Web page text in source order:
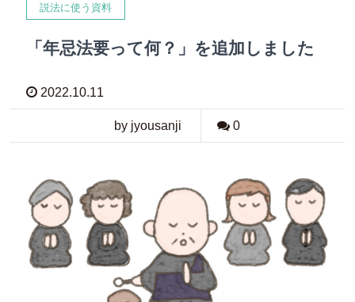
説法に使う資料
「年忌法要って何？」を追加しました
2022.10.11
by jyousanji 0